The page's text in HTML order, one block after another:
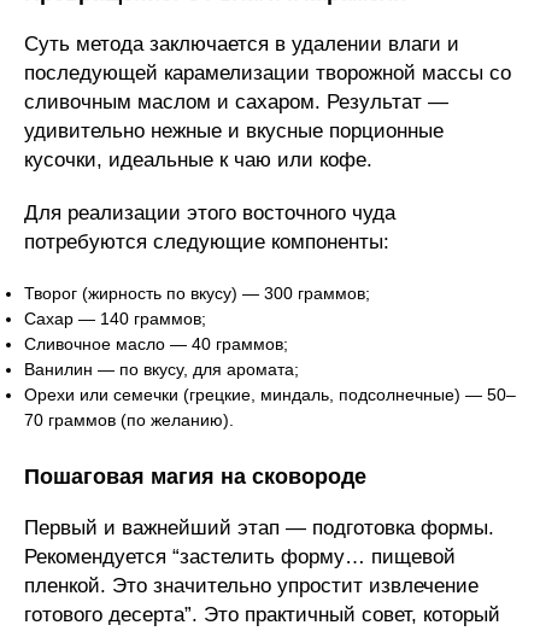
Суть метода заключается в удалении влаги и
последующей карамелизации творожной массы со
сливочным маслом и сахаром. Результат —
удивительно нежные и вкусные порционные
кусочки, идеальные к чаю или кофе.
Для реализации этого восточного чуда
потребуются следующие компоненты:
Творог (жирность по вкусу) — 300 граммов;
Сахар — 140 граммов;
Сливочное масло — 40 граммов;
Ванилин — по вкусу, для аромата;
Орехи или семечки (грецкие, миндаль, подсолнечные) — 50–
70 граммов (по желанию).
Пошаговая магия на сковороде
Первый и важнейший этап — подготовка формы.
Рекомендуется “застелить форму… пищевой
пленкой. Это значительно упростит извлечение
готового десерта”. Это практичный совет, который